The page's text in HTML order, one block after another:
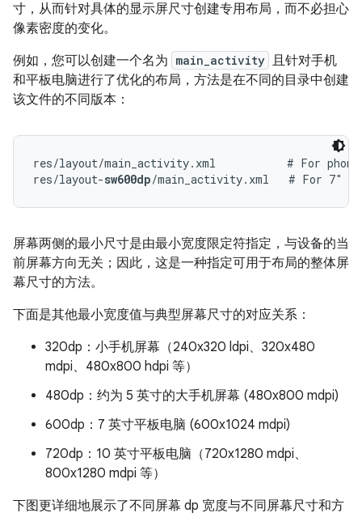
寸，从而针对具体的显示屏尺寸创建专用布局，而不必担心
像素密度的变化。
例如，您可以创建一个名为 main_activity
且针对手机
和平板电脑进行了优化的布局，方法是在不同的目录中创建
该文件的不同版本：
res/layout/main_activity.xml           # For
res/layout-sw600dp
屏幕两侧的最小尺寸是由最小宽度限定符指定，与设备的当
前屏幕方向无关；因此，这是一种指定可用于布局的整体屏
幕尺寸的方法。
下面是其他最小宽度值与典型屏幕尺寸的对应关系：
320dp：小手机屏幕（240x320 ldpi、320x480
mdpi、480x800 hdpi 等）
480dp：约为 5 英寸的大手机屏幕 (480x800 mdpi)
600dp：7 英寸平板电脑 (600x1024 mdpi)
720dp：10 英寸平板电脑（720x1280 mdpi、
800x1280 mdpi 等）
下图更详细地展示了不同屏幕 dp 宽度与不同屏幕尺寸和方